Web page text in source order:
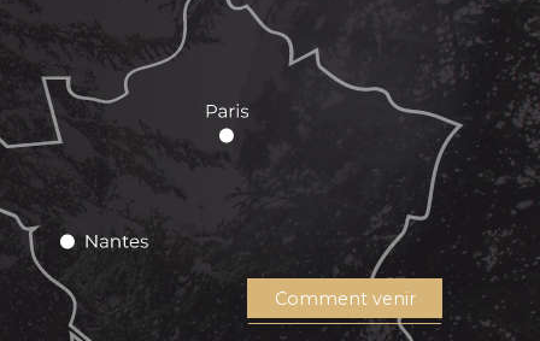
Comment venir